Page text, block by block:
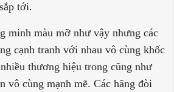
tới.
minh màu mỡ như vậy nhưng các
cạnh tranh với nhau vô cùng khốc
thương hiệu trong cũng như
vô cùng mạnh mẽ. Các hãng đòi